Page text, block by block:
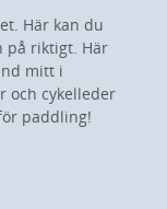
Här kan du
på riktigt. Här
mitt i
och cykelleder
paddling!